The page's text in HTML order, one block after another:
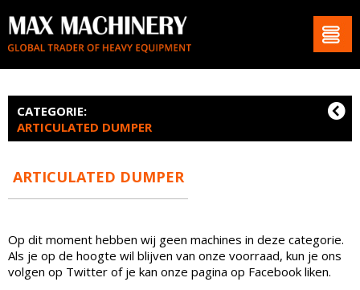
CATEGORIE:
ARTICULATED DUMPER
ARTICULATED DUMPER
Op dit moment hebben wij geen machines in deze categorie.
Als je op de hoogte wil blijven van onze voorraad, kun je ons
volgen op Twitter of je kan onze pagina op Facebook liken.